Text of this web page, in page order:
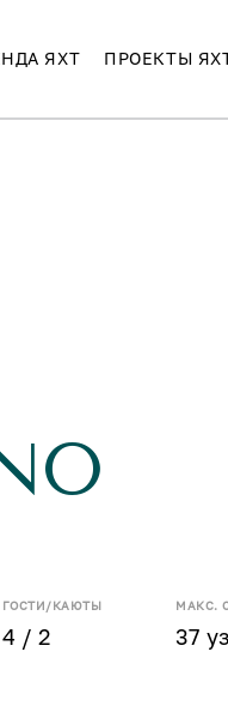
ЯХТ ПРОЕКТЫ
ГОСТИ/КАЮТЫ
4 / 2
МАКС.
37